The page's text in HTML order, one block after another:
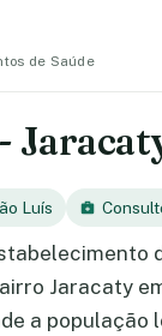
de Saúde
Luís
Jaracaty
a população